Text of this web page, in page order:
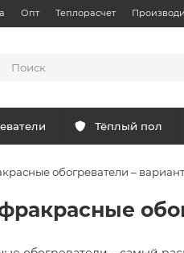
Опт Теплорасчет
Тёплый пол
обогреватели –